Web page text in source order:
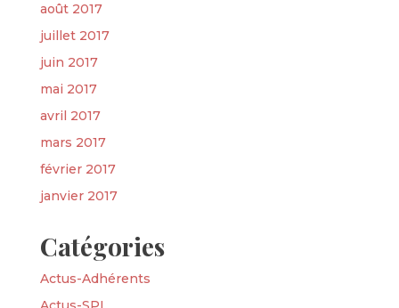
août 2017
juillet 2017
juin 2017
mai 2017
avril 2017
mars 2017
février 2017
janvier 2017
Catégories
Actus-Adhérents